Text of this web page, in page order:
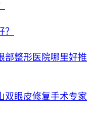
部整形医院哪里好推
双眼皮修复手术专家